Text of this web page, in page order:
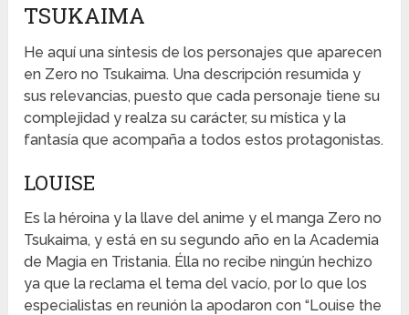
TSUKAIMA
He aquí una síntesis de los personajes que aparecen
en Zero no Tsukaima. Una descripción resumida y
sus relevancias, puesto que cada personaje tiene su
complejidad y realza su carácter, su mística y la
fantasía que acompaña a todos estos protagonistas.
LOUISE
Es la héroina y la llave del anime y el manga Zero no
Tsukaima, y está en su segundo año en la Academia
de Magia en Tristania. Élla no recibe ningún hechizo
ya que la reclama el tema del vacío, por lo que los
especialistas en reunión la apodaron con “Louise the